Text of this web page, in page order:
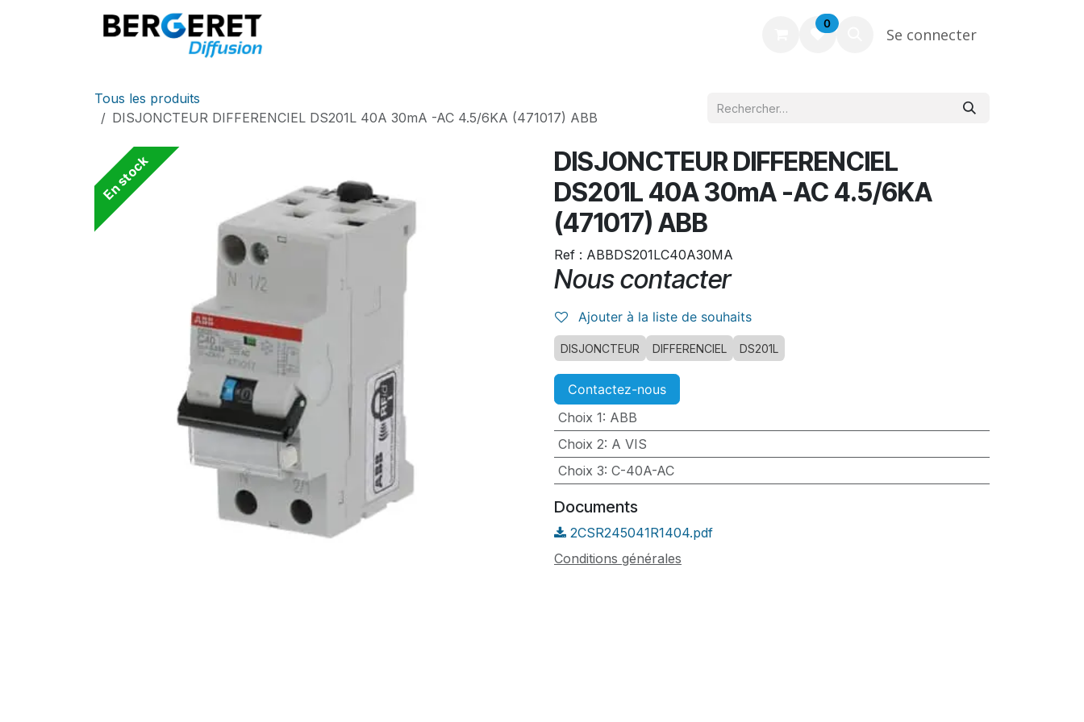
0
Se connecter
Tous les produits
DISJONCTEUR DIFFERENCIEL DS201L 40A 30mA -AC 4.5/6KA (471017) ABB
En stock
DISJONCTEUR DIFFERENCIEL
DS201L 40A 30mA -AC 4.5/6KA
(471017) ABB
Ref : ABBDS201LC40A30MA
Nous contacter
Ajouter à la liste de souhaits
DISJONCTEUR DIFFERENCIEL DS201L
Contactez-nous
Choix 1: ABB
Choix 2: A VIS
Choix 3: C-40A-AC
Documents
2CSR245041R1404.pdf
Conditions générales